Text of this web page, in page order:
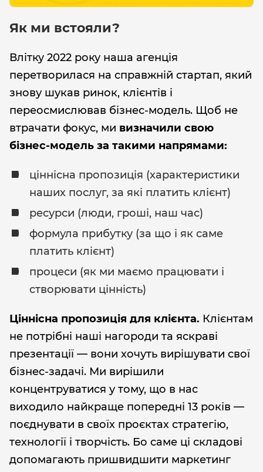
Як ми встояли?
Влітку 2022 року наша агенція
перетворилася на справжній стартап, який
знову шукав ринок, клієнтів і
переосмислював бізнес-модель. Щоб не
втрачати фокус, ми визначили свою
бізнес-модель за такими напрямами:
ціннісна пропозиція (характеристики
наших послуг, за які платить клієнт)
ресурси (люди, гроші, наш час)
формула прибутку (за що і як саме
платить клієнт)
процеси (як ми маємо працювати і
створювати цінність)
Ціннісна пропозиція для клієнта. Клієнтам
не потрібні наші нагороди та яскраві
презентації — вони хочуть вирішувати свої
бізнес-задачі. Ми вирішили
концентруватися у тому, що в нас
виходило найкраще попередні 13 років —
поєднувати в своїх проєктах стратегію,
технології і творчість. Бо саме ці складові
допомагають пришвидшити маркетинг